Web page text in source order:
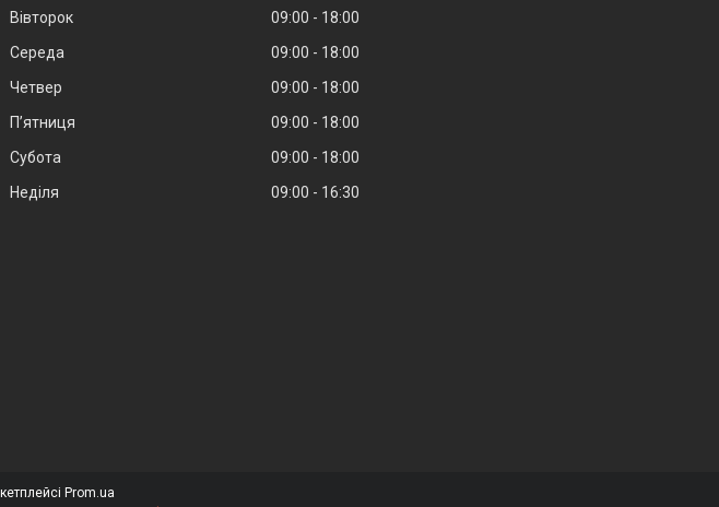
Вівторок
09:00
18:00
Середа
09:00
18:00
Четвер
09:00
18:00
Пʼятниця
09:00
18:00
Субота
09:00
18:00
Неділя
09:00 16:30
Prom.ua